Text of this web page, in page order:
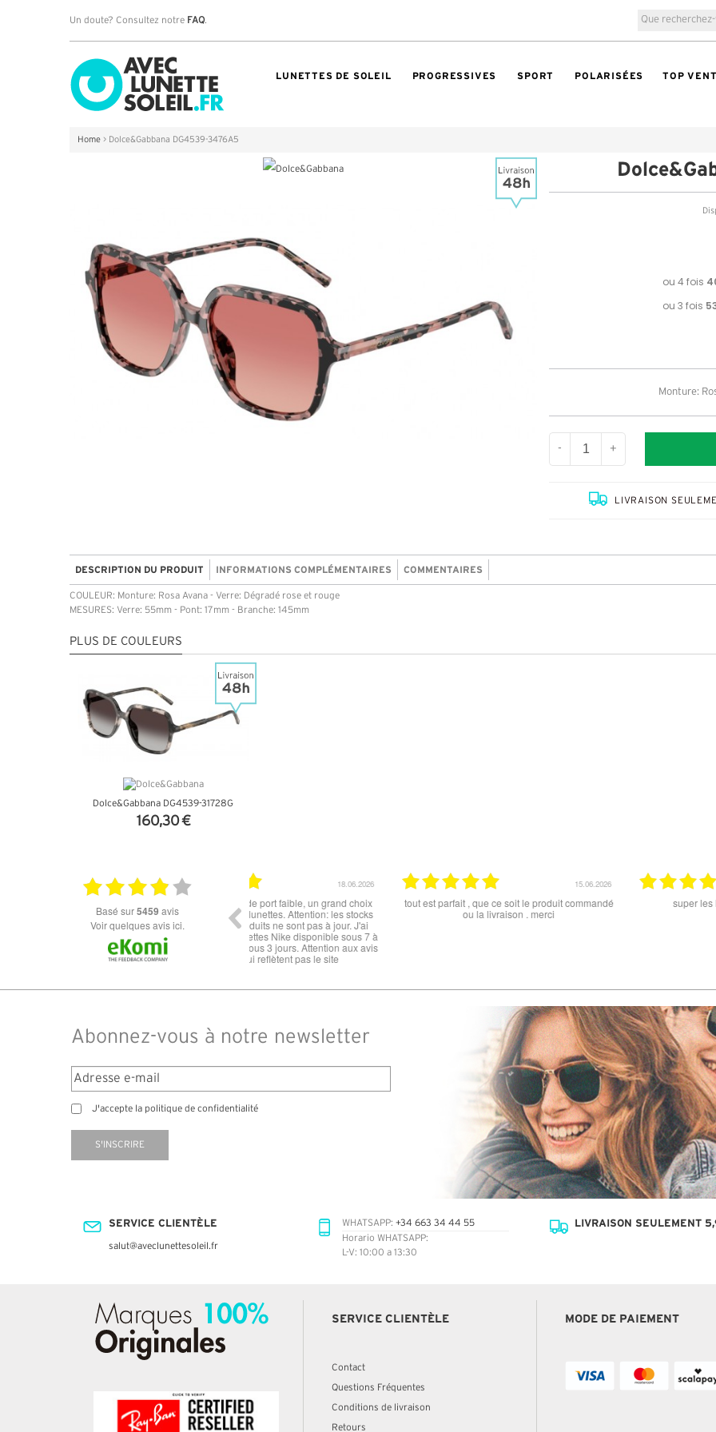
Un doute? Consultez notre FAQ.
LUNETTES DE SOLEIL PROGRESSIVES SPORT POLARISÉES TOP
Home > Dolce&Gabbana DG4539-3476A5
Monture:
- +
LIVRAISON
DESCRIPTION DU PRODUIT INFORMATIONS COMPLÉMENTAIRES COMMENTAIRES
COULEUR: Monture: Rosa Avana - Verre: Dégradé rose et rouge
MESURES: Verre: 55mm - Pont: 17mm - Branche: 145mm
PLUS DE COULEURS
Dolce&Gabbana DG4539-31728G
160,30 €
basé sur5459 avis
Voir quelques avis ici.
dans les types de lunettes. Attention: les stocks
des différents produits ne sont pas à jour. J'ai
commandé des lunettes Nike disponible sous 7 à
14 jours. J'ai reçu sous 3 jours. Attention aux avis
truspilot qui reflètent pas le site
15.06.2026
tout est parfait , que ce soit le produit commandé
ou la livraison . merci
12.06.2026
super les lunettes, très cool, merci
Abonnez-vous à notre newsletter
J'accepte la politique de confidentialité
S'INSCRIRE
SERVICE CLIENTÈLE
salut@aveclunettesoleil.fr
WHATSAPP: +34 663 34 44 55
Horario WHATSAPP:
L-V: 10:00 a 13:30
LIVRAISON SEULEMENT
SERVICE CLIENTÈLE
Contact
Questions Fréquentes
Conditions de livraison
Retours
MODE DE PAIEMENT